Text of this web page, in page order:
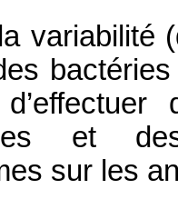
variabilité
et
sur les